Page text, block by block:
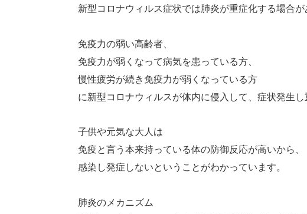
新型コロナウィルス症状では肺炎が重症化する場合が
免疫力の弱い高齢者、
免疫力が弱くなって病気を患っている方、
慢性疲労が続き免疫力が弱くなっている方
に新型コロナウィルスが体内に侵入して、症状発生
子供や元気な大人は
免疫と言う本来持っている体の防御反応が高いから、
感染し発症しないということがわかっています。
肺炎のメカニズム